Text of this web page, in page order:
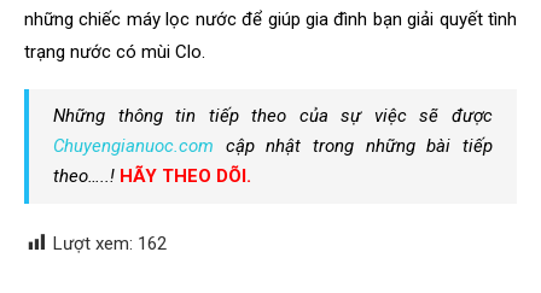
những chiếc máy lọc nước để giúp gia đình bạn giải quyết tình
trạng nước có mùi Clo.
Những thông tin tiếp theo của sự việc sẽ được
Chuyengianuoc.com cập nhật trong những bài tiếp
theo…..! HÃY THEO DÕI.
Lượt xem: 162